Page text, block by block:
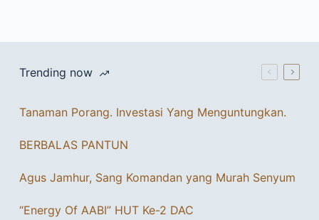
Trending now
Tanaman Porang. Investasi Yang Menguntungkan.
BERBALAS PANTUN
Agus Jamhur, Sang Komandan yang Murah Senyum
“Energy Of AABI” HUT Ke-2 DAC